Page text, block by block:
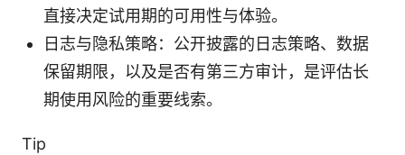
直接决定试用期的可用性与体验。
日志与隐私策略：公开披露的日志策略、数据
保留期限，以及是否有第三方审计，是评估长
期使用风险的重要线索。
Tip